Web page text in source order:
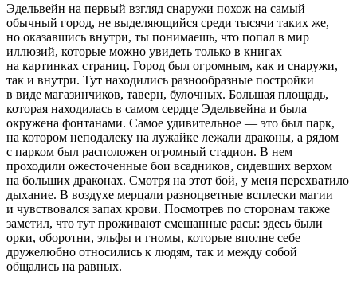
Эдельвейн на первый взгляд снаружи похож на самый
обычный город, не выделяющийся среди тысячи таких же,
но оказавшись внутри, ты понимаешь, что попал в мир
иллюзий, которые можно увидеть только в книгах
на картинках страниц. Город был огромным, как и снаружи,
так и внутри. Тут находились разнообразные постройки
в виде магазинчиков, таверн, булочных. Большая площадь,
которая находилась в самом сердце Эдельвейна и была
окружена фонтанами. Самое удивительное — это был парк,
на котором неподалеку на лужайке лежали драконы, а рядом
с парком был расположен огромный стадион. В нем
проходили ожесточенные бои всадников, сидевших верхом
на больших драконах. Смотря на этот бой, у меня перехватило
дыхание. В воздухе мерцали разноцветные всплески магии
и чувствовался запах крови. Посмотрев по сторонам также
заметил, что тут проживают смешанные расы: здесь были
орки, оборотни, эльфы и гномы, которые вполне себе
дружелюбно относились к людям, так и между собой
общались на равных.